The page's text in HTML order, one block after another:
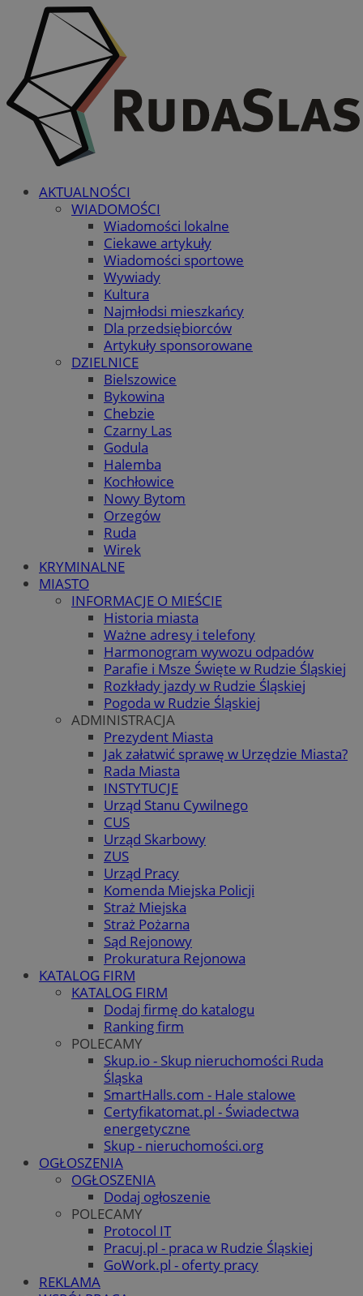
AKTUALNOŚCI
WIADOMOŚCI
Wiadomości lokalne
Ciekawe artykuły
Wiadomości sportowe
Wywiady
Kultura
Najmłodsi mieszkańcy
Dla przedsiębiorców
Artykuły sponsorowane
DZIELNICE
Bielszowice
Bykowina
Chebzie
Czarny Las
Godula
Halemba
Kochłowice
Nowy Bytom
Orzegów
Ruda
Wirek
KRYMINALNE
MIASTO
INFORMACJE O MIEŚCIE
Historia miasta
Ważne adresy i telefony
Harmonogram wywozu odpadów
Parafie i Msze Święte w Rudzie Śląskiej
Rozkłady jazdy w Rudzie Śląskiej
Pogoda w Rudzie Śląskiej
ADMINISTRACJA
Prezydent Miasta
Jak załatwić sprawę w Urzędzie Miasta?
Rada Miasta
INSTYTUCJE
Urząd Stanu Cywilnego
CUS
Urząd Skarbowy
ZUS
Urząd Pracy
Komenda Miejska Policji
Straż Miejska
Straż Pożarna
Sąd Rejonowy
Prokuratura Rejonowa
KATALOG FIRM
KATALOG FIRM
Dodaj firmę do katalogu
Ranking firm
POLECAMY
Skup.io - Skup nieruchomości Ruda
Śląska
SmartHalls.com - Hale stalowe
Certyfikatomat.pl - Świadectwa
energetyczne
Skup - nieruchomości.org
OGŁOSZENIA
OGŁOSZENIA
Dodaj ogłoszenie
POLECAMY
Protocol IT
Pracuj.pl - praca w Rudzie Śląskiej
GoWork.pl - oferty pracy
REKLAMA